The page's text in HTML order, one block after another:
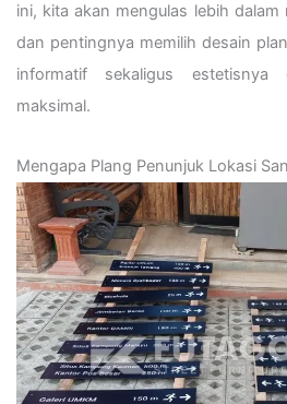
ini, kita akan mengulas lebih dalam
dan pentingnya memilih desain
informatif sekaligus estetisnya
maksimal.
Mengapa Plang Penunjuk Lokasi